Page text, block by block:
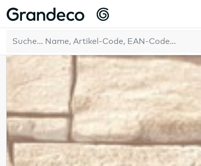
Home Suchergebnisse
1463Resultate